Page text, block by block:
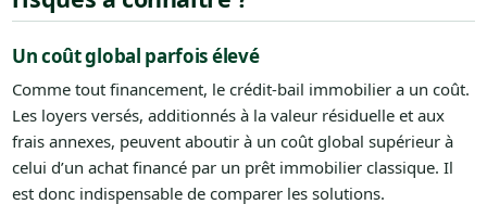
Un coût global parfois élevé
Comme tout financement, le crédit-bail immobilier a un coût.
Les loyers versés, additionnés à la valeur résiduelle et aux
frais annexes, peuvent aboutir à un coût global supérieur à
celui d’un achat financé par un prêt immobilier classique. Il
est donc indispensable de comparer les solutions.